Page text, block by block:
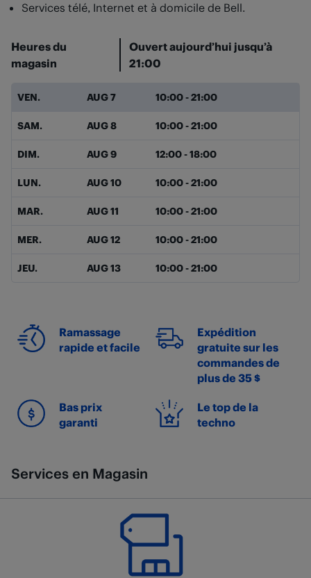
Services télé, Internet et à domicile de Bell.
Heures du
magasin
Ouvert aujourd’hui jusqu’à
21:00
Jour de la semaine Heures
VEN. AUG 7 10:00-21:00
SAM. AUG 8 10:00-21:00
DIM. AUG 9 12:00-18:00
LUN. AUG 10 10:00-21:00
MAR. AUG 11 10:00-21:00
MER. AUG 12 10:00-21:00
JEU. AUG 13 10:00-21:00
Ramassage
rapide et facile
Expédition
gratuite sur les
commandes de
plus de 35 $
Bas prix
garanti
Le top de la
techno
Services en Magasin